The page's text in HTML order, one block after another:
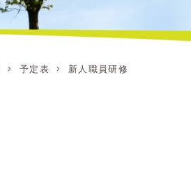
予定表 新人職員研修